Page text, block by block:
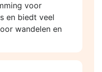
voor
en biedt veel
wandelen en